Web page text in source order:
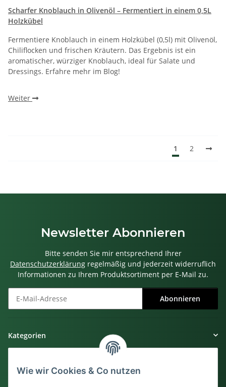
Wie wir Cookies & Co nutzen
Scharfer Knoblauch in Olivenöl – Fermentiert in einem 0,5L
Holzkübel
Fermentiere Knoblauch in einem Holzkübel (0,5l) mit Olivenöl,
Chiliflocken und frischen Kräutern. Das Ergebnis ist ein
aromatischer, würziger Knoblauch, ideal für Salate und
Dressings. Erfahre mehr im Blog!
Weiter
1 2
Newsletter Abonnieren
Bitte senden Sie mir entsprechend Ihrer
Datenschutzerklärung regelmäßig und jederzeit widerruflich
Informationen zu Ihrem Produktsortiment per E-Mail zu.
Abonnieren
Kategorien